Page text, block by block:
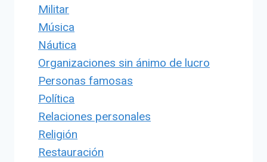
Militar
Música
Náutica
Organizaciones sin ánimo de lucro
Personas famosas
Política
Relaciones personales
Religión
Restauración